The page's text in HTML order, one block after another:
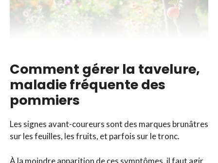
Comment gérer la tavelure,
maladie fréquente des
pommiers
Les signes avant-coureurs sont des marques brunâtres
sur les feuilles, les fruits, et parfois sur le tronc.
À la moindre apparition de ces symptômes, il faut agir